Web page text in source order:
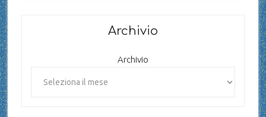
Archivio
Archivio